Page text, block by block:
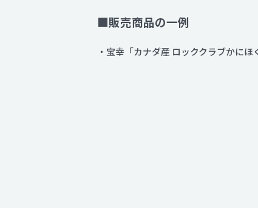
■販売商品の一例
・宝幸「カナダ産 ロッククラブかに